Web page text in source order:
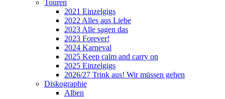
Touren
2021 Einzelgigs
2022 Alles aus Liebe
2023 Alle sagen das
2023 Forever!
2024 Karneval
2025 Keep calm and carry on
2025 Einzelgigs
2026/27 Trink aus! Wir müssen gehen
Diskographie
Alben